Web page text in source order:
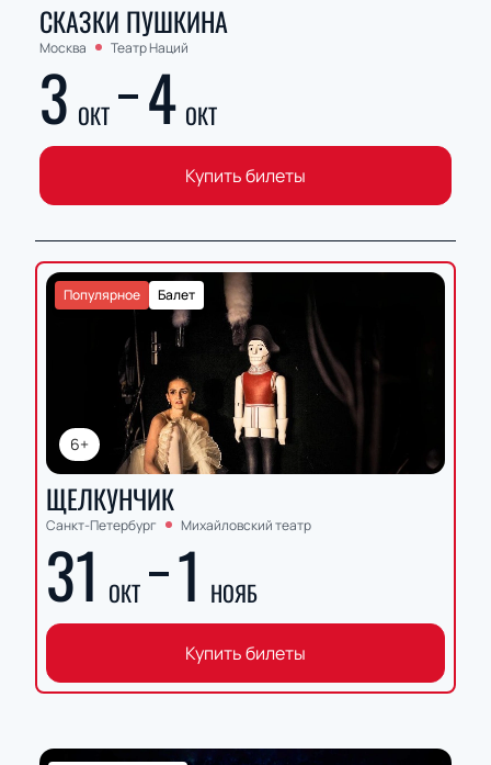
СКАЗКИ ПУШКИНА
Москва Театр Наций
3 ОКТ 4 ОКТ
Купить билеты
6+
Балет
Популярное
ЩЕЛКУНЧИК
Санкт-Петербург Михайловский театр
31 ОКТ 1 НОЯБ
Купить билеты